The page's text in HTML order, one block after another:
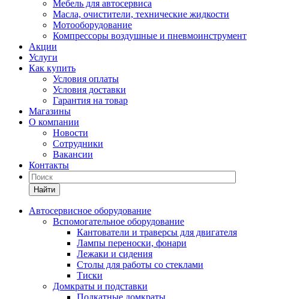
Мебель для автосервиса
Масла, очистители, технические жидкости
Мотооборудование
Компрессоры воздушные и пневмоинструмент
Акции
Услуги
Как купить
Условия оплаты
Условия доставки
Гарантия на товар
Магазины
О компании
Новости
Сотрудники
Вакансии
Контакты
Найти
Автосервисное оборудование
Вспомогательное оборудование
Кантователи и траверсы для двигателя
Лампы переноски, фонари
Лежаки и сидения
Столы для работы со стеклами
Тиски
Домкраты и подставки
Подкатные домкраты